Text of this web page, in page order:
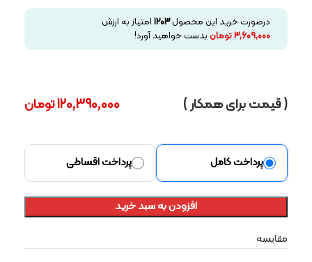
درصورت خرید این محصول1203 امتیاز به ارزش
3,609,000تومان بدست خواهید آورد!
( قیمت برای همکار ) 120,390,000تومان
پرداخت کامل پرداخت اقساطی
افزودن به سبد خرید
مقایسه